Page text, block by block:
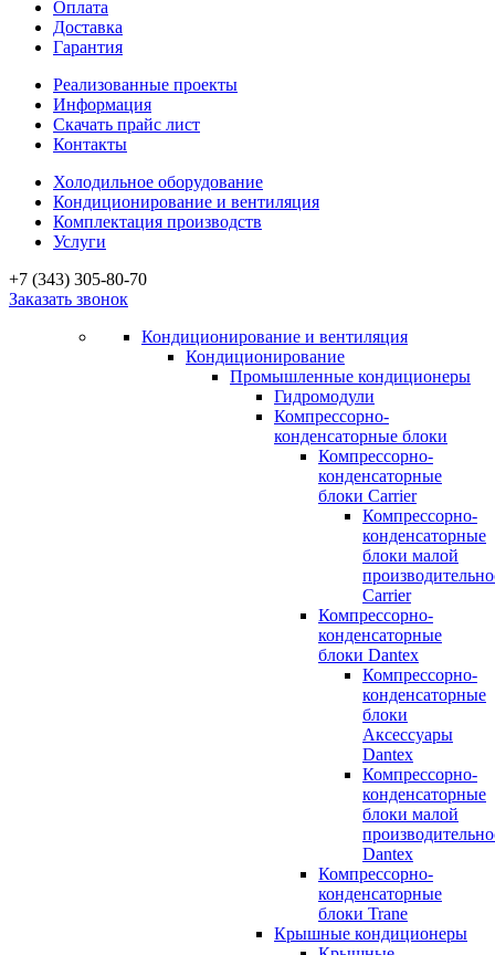
Оплата
Доставка
Гарантия
Реализованные проекты
Информация
Скачать прайс лист
Контакты
Холодильное оборудование
Кондиционирование и вентиляция
Комплектация производств
Услуги
+7 (343) 305-80-70
Заказать звонок
Кондиционирование и вентиляция
Кондиционирование
Промышленные кондиционеры
Гидромодули
Компрессорно-
конденсаторные блоки
Компрессорно-
конденсаторные
блоки Carrier
Компрессорно-
конденсаторные
блоки малой
Carrier
Компрессорно-
конденсаторные
блоки Dantex
Компрессорно-
конденсаторные
блоки
Аксессуары
Dantex
Компрессорно-
конденсаторные
блоки малой
Dantex
Компрессорно-
конденсаторные
блоки Trane
Крышные кондиционеры